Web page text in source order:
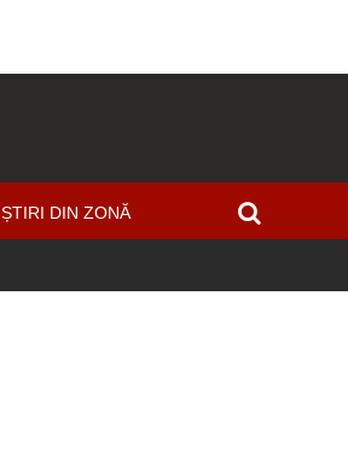
ȘTIRI DIN ZONĂ